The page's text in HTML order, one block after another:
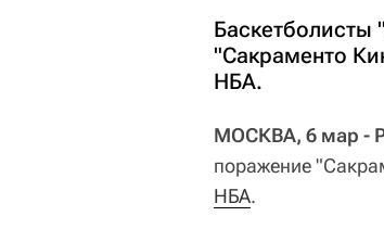
Баскетболисты
"Сакраменто
НБА.
МОСКВА, 6 мар -
поражение
НБА.